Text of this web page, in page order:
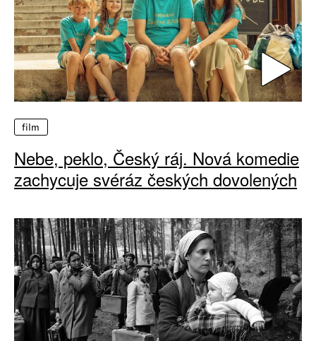
film
Nebe, peklo, Český ráj. Nová komedie
zachycuje svéráz českých dovolených